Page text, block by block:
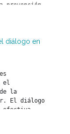
prevención,
y el
diabetes.
diálogo en
el
la
El diálogo
efectiva